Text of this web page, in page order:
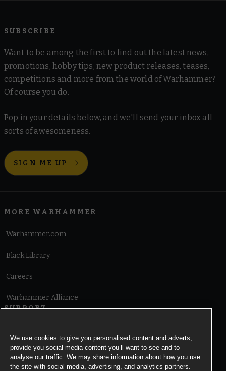
SUBSCRIBE
Want to be among the first to find out the latest news,
promotions, hobby tips, new product releases, teases,
competitions and more from the world of Warhammer?
Of course you do.
Pop in your details below, and we'll send your inbox all
sorts of awesomeness.
SIGN ME UP
MORE WARHAMMER
Warhammer.com
Black Library
Careers
Warhammer Alliance
SUPPORT
Cookie Notice
We use cookies to give you personalised content and adverts,
provide you social media content you’ll want to see and to
analyse our traffic. We may share information about how you use
the site with social media, advertising, and analytics partners.